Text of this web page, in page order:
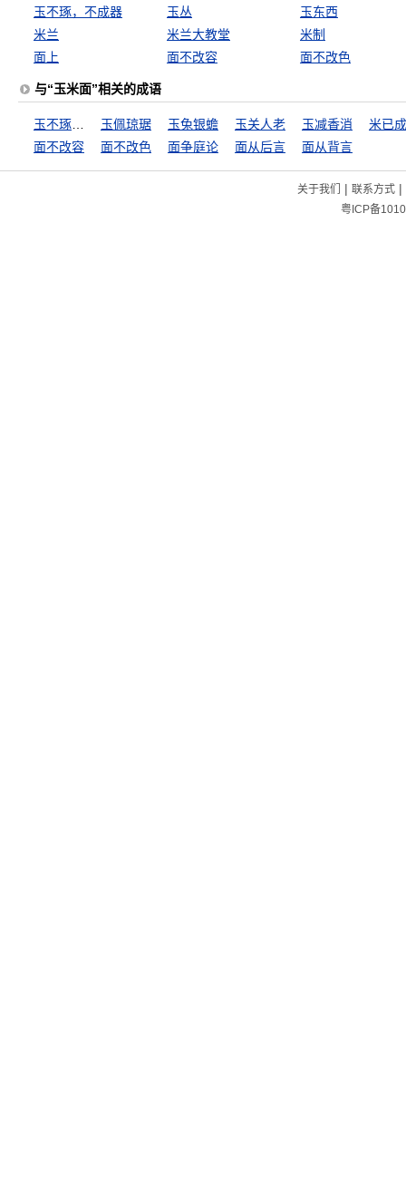
玉不琢，不成器 玉丛
玉东西
米兰
米兰大教堂
米制
面上
面不改容 面不改色
与“玉米面”相关的成语
玉佩琼琚 玉兔银蟾 玉关人老 玉减香消
米已
面不改容
面不改色 面争庭论 面从后言 面从背言
关于我们 | 联系方式|
粤ICP备